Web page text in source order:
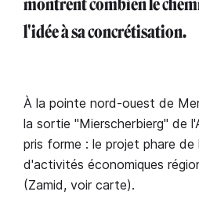
montrent combien le
l'idée à sa concrétisation.
À la pointe nord-ouest de
la sortie "Mierscherbierg" de
pris forme : le projet phare
d'activités économiques
(Zamid, voir carte).